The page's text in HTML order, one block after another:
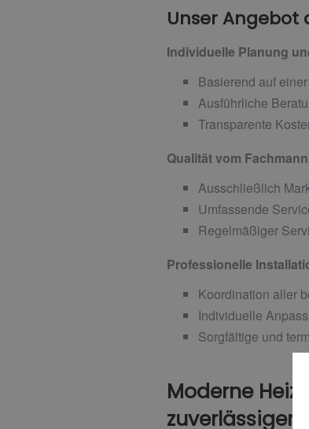
Unser Angebot
Individuelle Planung
Basierend auf
Ausführliche
Transparente
Qualität vom Fachmann
Ausschließlich
Umfassende
Regelmäßiger
Professionelle
Koordination aller
Individuelle
Sorgfältige und
Moderne
zuverlässiger